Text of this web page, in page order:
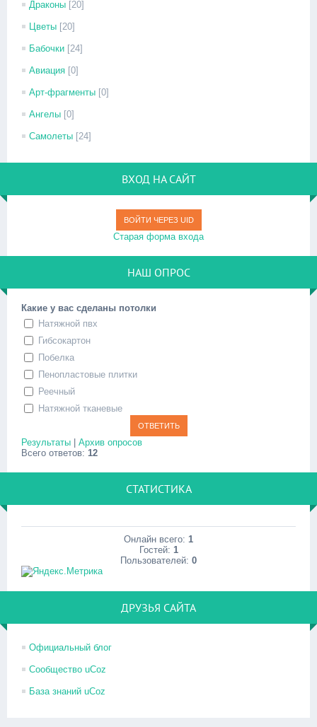
Драконы [20]
Цветы [20]
Бабочки [24]
Авиация [0]
Арт-фрагменты [0]
Ангелы [0]
Самолеты [24]
ВХОД НА САЙТ
ВОЙТИ ЧЕРЕЗ UID
Старая форма входа
НАШ ОПРОС
Какие у вас сделаны потолки
Натяжной пвх
Гибсокартон
Побелка
Пенопластовые плитки
Реечный
Натяжной тканевые
Результаты
Архив опросов
Всего ответов: 12
СТАТИСТИКА
Онлайн всего: 1
Гостей: 1
Пользователей: 0
ДРУЗЬЯ САЙТА
Официальный блог
Сообщество uCoz
База знаний uCoz